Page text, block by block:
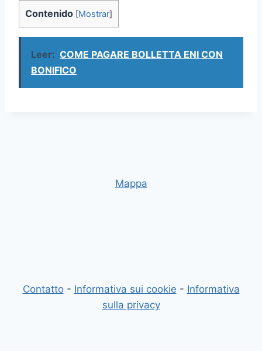
Contenido [Mostrar]
Leer: COME PAGARE BOLLETTA ENI CON
BONIFICO
Mappa
Contatto- Informativa sui cookie - Informativa
sulla privacy